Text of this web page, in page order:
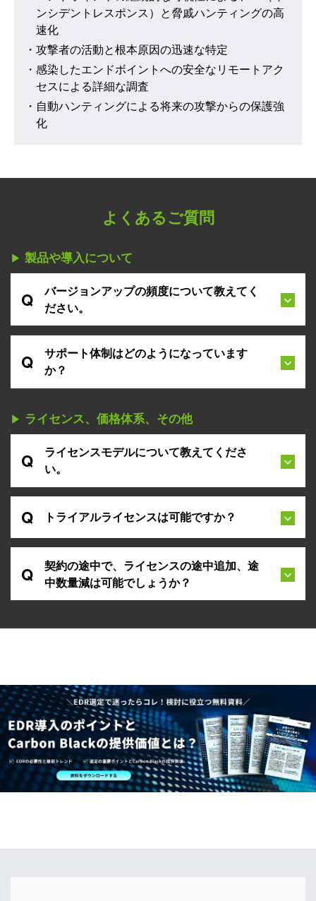
ンシデントレスポンス）と脅戚ハンティングの高
速化
・攻撃者の活動と根本原因の迅速な特定
・感染したエンドボイントへの安全なリモートアク
セスによる詳細な調査
・自動ハンティングによる将来の攻撃からの保護強
化
よくあるご質問
▶︎ 製品や導入について​
Q
バージョンアップの頻度について教えてく
ださい。​
オフィシャルなスケジュールは提示されていませ
んが、四半期に一回を想定しています。​
Q
サポート体制はどのようになっています
か？​
す。（月-金 9:00-17:30）
▶︎ ライセンス、価格体系、その他​
Q
ライセンスモデルについて教えてくださ
い。​
年間単位のサブスクリプションモデルです。最低
200ライセンスからの購入が可能です。
Q トライアルライセンスは可能ですか？
可能です。担当営業にご相談ください。
Q
契約の途中で、ライセンスの途中追加、途
中数量減は可能でしょうか？​
応しておりません。